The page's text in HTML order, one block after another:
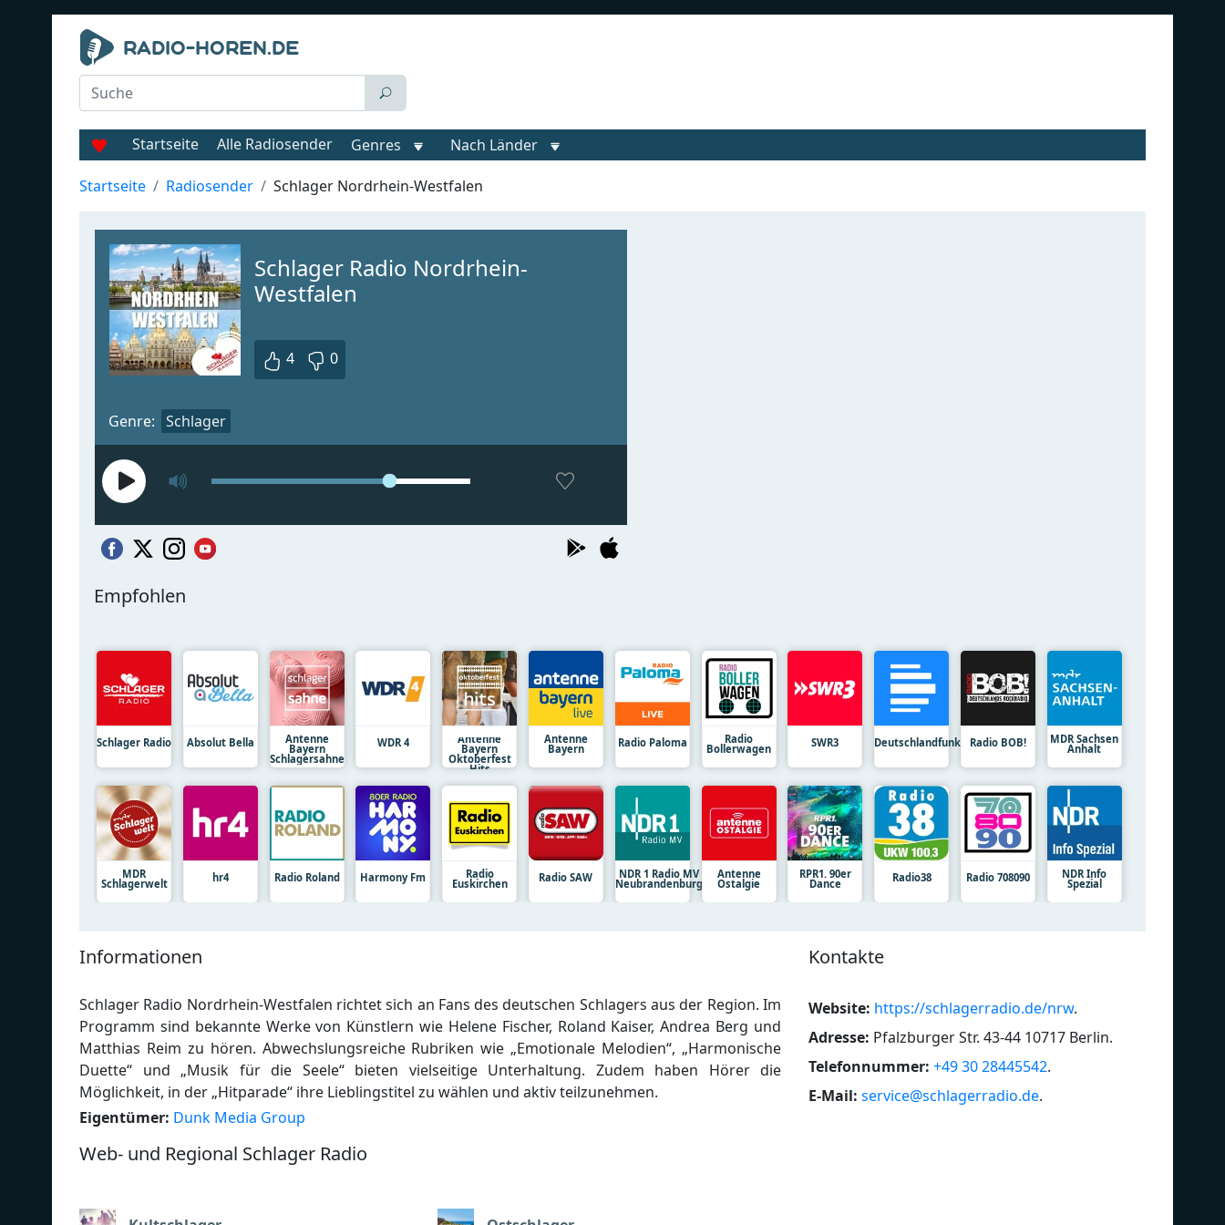
Startseite Alle Radiosender Genres Nach Länder
Startseite Radiosender Schlager Nordrhein-Westfalen
Schlager Radio Nordrhein-
Westfalen
4 0
Genre: Schlager
Empfohlen
Schlager Radio Absolut Bella Antenne
Bayern
Schlagersahne
WDR 4 Antenne
Bayern
Oktoberfest
Hits
Antenne
Bayern Radio Paloma Radio
Bollerwagen SWR3 Deutschlandfunk Radio BOB! MDR Sachsen
Anhalt
MDR
Schlagerwelt hr4 Radio Roland Harmony Fm Radio
Euskirchen Radio SAW NDR 1 Radio MV
Neubrandenburg
Antenne
Ostalgie
RPR1. 90er
Dance Radio38 Radio 708090 NDR Info
Spezial
Informationen
Schlager Radio Nordrhein-Westfalen richtet sich an Fans des deutschen Schlagers aus der Region. Im
Programm sind bekannte Werke von Künstlern wie Helene Fischer, Roland Kaiser, Andrea Berg und
Matthias Reim zu hören. Abwechslungsreiche Rubriken wie „Emotionale Melodien“, „Harmonische
Duette“ und „Musik für die Seele“ bieten vielseitige Unterhaltung. Zudem haben Hörer die
Möglichkeit, in der „Hitparade“ ihre Lieblingstitel zu wählen und aktiv teilzunehmen.
Eigentümer: Dunk Media Group
Web- und Regional Schlager Radio
Kontakte
Website: https://schlagerradio.de/nrw.
Adresse: Pfalzburger Str. 43-44 10717 Berlin.
Telefonnummer: +49 30 28445542.
E-Mail: service@schlagerradio.de.